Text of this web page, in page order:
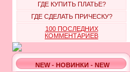
ГДЕ КУПИТЬ ПЛАТЬЕ?
ГДЕ СДЕЛАТЬ ПРИЧЕСКУ?
100 ПОСЛЕДНИХ
КОММЕНТАРИЕВ
NEW - НОВИНКИ - NEW